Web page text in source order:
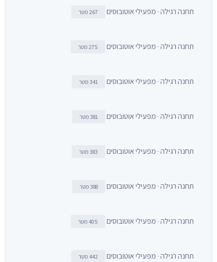
תחנה רגילה · מפעילי אוטובוסים 267 מטר
תחנה רגילה · מפעילי אוטובוסים 275 מטר
תחנה רגילה · מפעילי אוטובוסים 341 מטר
תחנה רגילה · מפעילי אוטובוסים 381 מטר
תחנה רגילה · מפעילי אוטובוסים 383 מטר
תחנה רגילה · מפעילי אוטובוסים 388 מטר
תחנה רגילה · מפעילי אוטובוסים 405 מטר
תחנה רגילה · מפעילי אוטובוסים 442 מטר